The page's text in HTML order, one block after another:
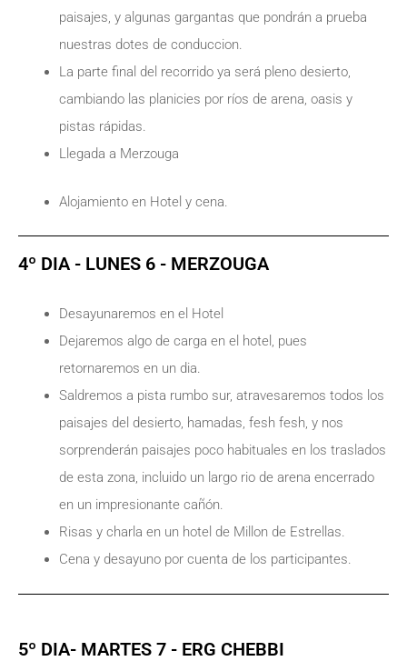
paisajes, y algunas gargantas que pondrán a prueba
nuestras dotes de conduccion.
La parte final del recorrido ya será pleno desierto,
cambiando las planicies por ríos de arena, oasis y
pistas rápidas.
Llegada a Merzouga
Alojamiento en Hotel y cena.
4º DIA - LUNES 6 - MERZOUGA
Desayunaremos en el Hotel
Dejaremos algo de carga en el hotel, pues
retornaremos en un dia.
Saldremos a pista rumbo sur, atravesaremos todos los
paisajes del desierto, hamadas, fesh fesh, y nos
sorprenderán paisajes poco habituales en los traslados
de esta zona, incluido un largo rio de arena encerrado
en un impresionante cañón.
Risas y charla en un hotel de Millon de Estrellas.
Cena y desayuno por cuenta de los participantes.
5º DIA- MARTES 7 - ERG CHEBBI